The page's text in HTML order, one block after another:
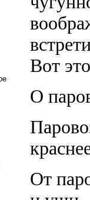
Вот
О
От